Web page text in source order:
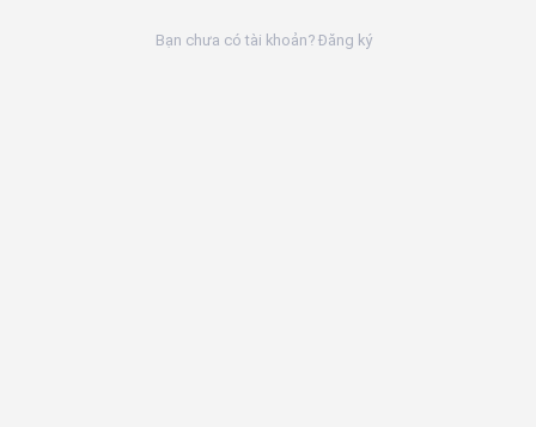
Bạn chưa có tài khoản? Đăng ký